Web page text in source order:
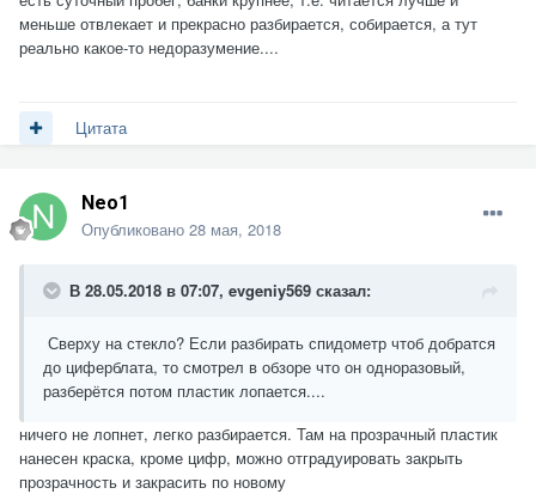
меньше отвлекает и прекрасно разбирается, собирается, а тут
реально какое-то недоразумение....
Цитата
Neo1
Опубликовано 28 мая, 2018
В 28.05.2018 в 07:07, evgeniy569 сказал:
Сверху на стекло? Если разбирать спидометр чтоб добратся
до циферблата, то смотрел в обзоре что он одноразовый,
разберётся потом пластик лопается....
ничего не лопнет, легко разбирается. Там на прозрачный пластик
нанесен краска, кроме цифр, можно отградуировать закрыть
прозрачность и закрасить по новому